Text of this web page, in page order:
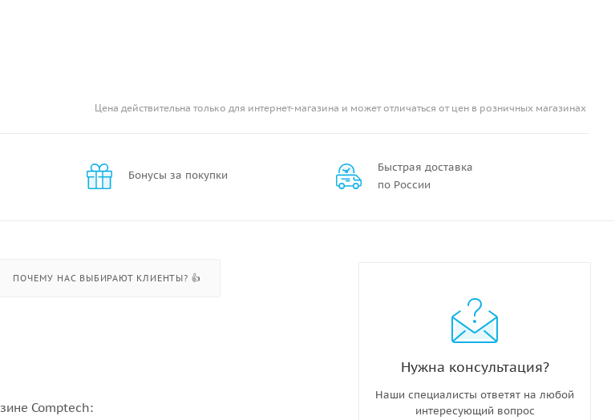
Цена действительна только для интернет-магазина и может отличаться от цен в розничных магазинах
Бонусы за покупки
Быстрая доставка
по России
ПОЧЕМУ НАС ВЫБИРАЮТ КЛИЕНТЫ? 👍
Comptech:
Нужна консультация?
Наши специалисты ответят на любой
интересующий вопрос